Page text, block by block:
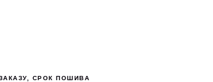
СРОК ПОШИВА